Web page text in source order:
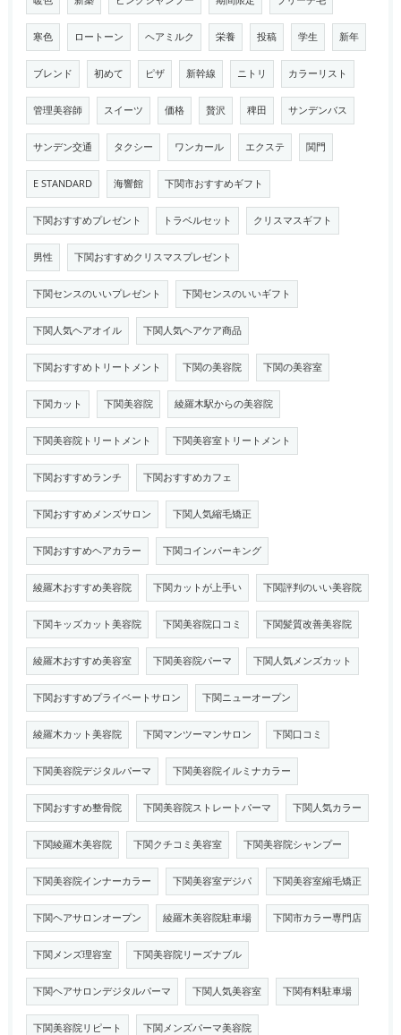
寒色 ロートーン ヘアミルク 栄養 投稿 学生 新年
ブレンド 初めて ピザ 新幹線 ニトリ カラーリスト
管理美容師 スイーツ 価格 贅沢 稗田 サンデンバス
サンデン交通 タクシー ワンカール エクステ 関門
E STANDARD 海響館 下関市おすすめギフト
下関おすすめプレゼント トラベルセット クリスマスギフト
男性 下関おすすめクリスマスプレゼント
下関センスのいいプレゼント 下関センスのいいギフト
下関人気ヘアオイル 下関人気ヘアケア商品
下関おすすめトリートメント 下関の美容院 下関の美容室
下関カット 下関美容院 綾羅木駅からの美容院
下関美容院トリートメント 下関美容室トリートメント
下関おすすめランチ 下関おすすめカフェ
下関おすすめメンズサロン 下関人気縮毛矯正
下関おすすめヘアカラー 下関コインパーキング
綾羅木おすすめ美容院 下関カットが上手い 下関評判のいい美容院
下関キッズカット美容院 下関美容院口コミ 下関髪質改善美容院
綾羅木おすすめ美容室 下関美容院パーマ 下関人気メンズカット
下関おすすめプライベートサロン 下関ニューオープン
綾羅木カット美容院 下関マンツーマンサロン 下関口コミ
下関美容院デジタルパーマ 下関美容院イルミナカラー
下関おすすめ整骨院 下関美容院ストレートパーマ 下関人気カラー
下関綾羅木美容院 下関クチコミ美容室 下関美容院シャンプー
下関美容院インナーカラー 下関美容室デジパ 下関美容室縮毛矯正
下関ヘアサロンオープン 綾羅木美容院駐車場 下関市カラー専門店
下関メンズ理容室 下関美容院リーズナブル
下関ヘアサロンデジタルパーマ 下関人気美容室 下関有料駐車場
下関美容院リピート 下関メンズパーマ美容院